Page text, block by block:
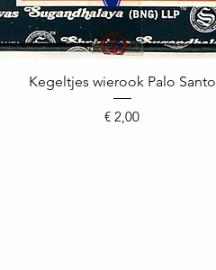
Snel overzicht
Kegeltjes wierook Palo Santo
Prijs
€ 2,00